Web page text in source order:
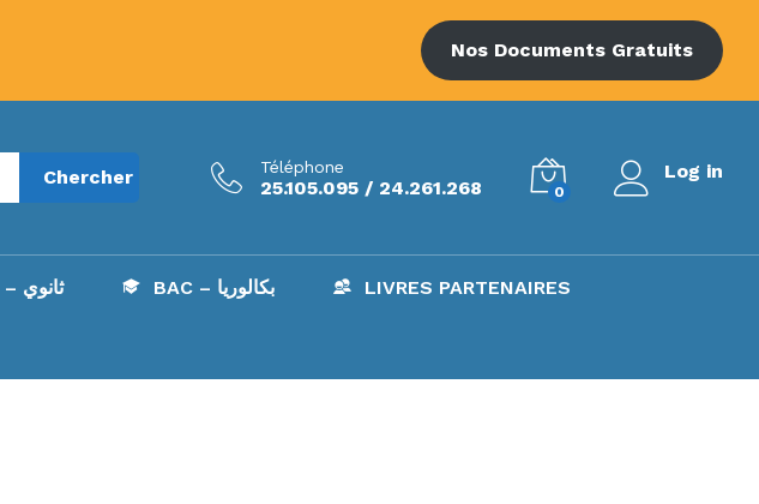
Nos Documents Gratuits
Chercher Téléphone
25.105.095 / 24.261.268 0
Log in
SECONDAIRE – ثانوي BAC – بكالوريا LIVRES PARTENAIRES